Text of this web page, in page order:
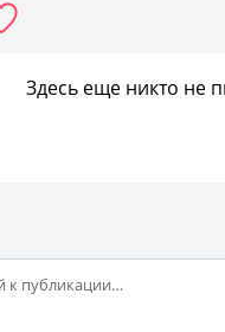
Здесь еще никто не